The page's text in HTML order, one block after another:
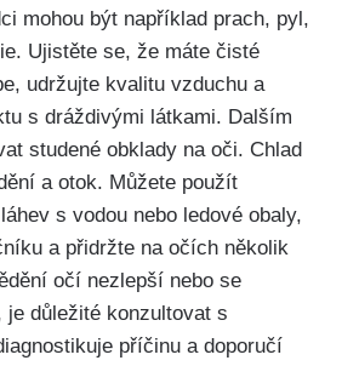
mohou ⁤být například prach, ‌pyl,
Ujistěte ‌se, ​že máte čisté
udržujte‍ kvalitu ‌vzduchu⁣ a
s⁢ dráždivými látkami. Dalším⁢
studené ⁣obklady na oči. Chlad
a otok. Můžete použít
s vodou nebo‍ ledové ⁢obaly,
a přidržte⁤ na očích několik
očí nezlepší⁤ nebo se
důležité konzultovat ‌s
příčinu⁢ a ‌doporučí